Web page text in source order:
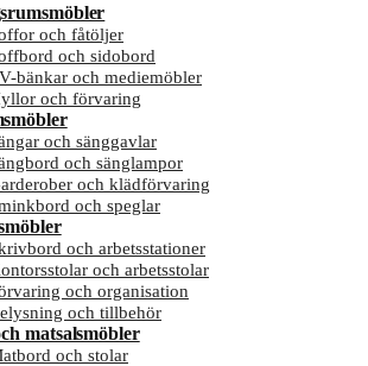
och fåtöljer
och sidobord
bänkar och mediemöbler
och förvaring
och sänggavlar
och sänglampor
och klädförvaring
och speglar
och arbetsstationer
och arbetsstolar
och organisation
och tillbehör
matsalsmöbler
och stolar